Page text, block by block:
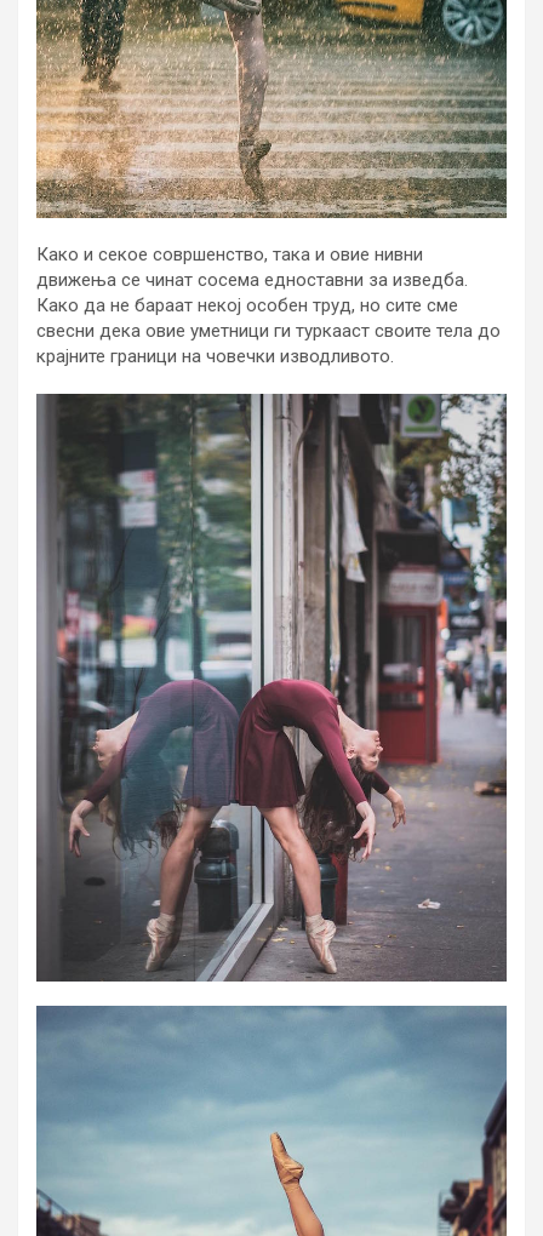
Како и секое совршенство, така и овие нивни
движења се чинат сосема едноставни за изведба.
Како да не бараат некој особен труд, но сите сме
свесни дека овие уметници ги туркааст своите тела до
крајните граници на човечки изводливото.